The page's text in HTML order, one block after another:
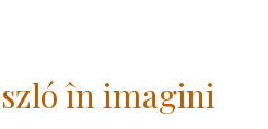
în imagini